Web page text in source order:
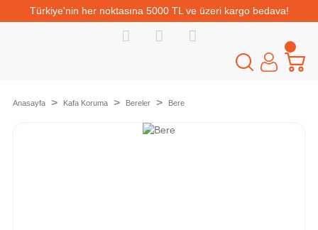
Türkiye'nin her noktasına 5000 TL ve üzeri kargo bedava!
Anasayfa Kafa Koruma Bereler Bere